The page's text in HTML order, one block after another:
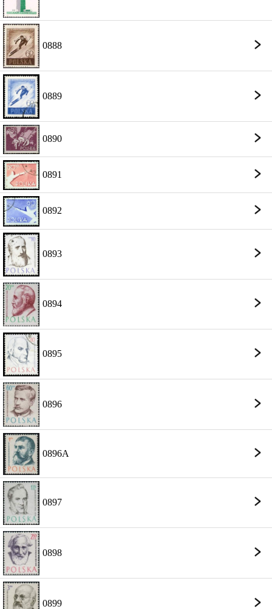
0888
0889
0890
0891
0892
0893
0894
0895
0896
0896A
0897
0898
0899